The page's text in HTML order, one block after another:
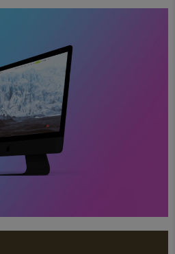
Proyectos Web
Legacy